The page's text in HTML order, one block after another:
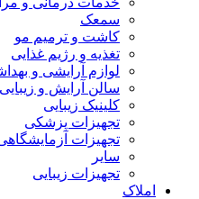
سمعک
کاشت و ترمیم مو
تغذیه و رژیم غذایی
لوازم آرایشی و
سالن آرایش و زیبایی
کلینیک زیبایی
تجهیزات پزشکی
تجهیزات
سایر
تجهیزات زیبایی
املاک